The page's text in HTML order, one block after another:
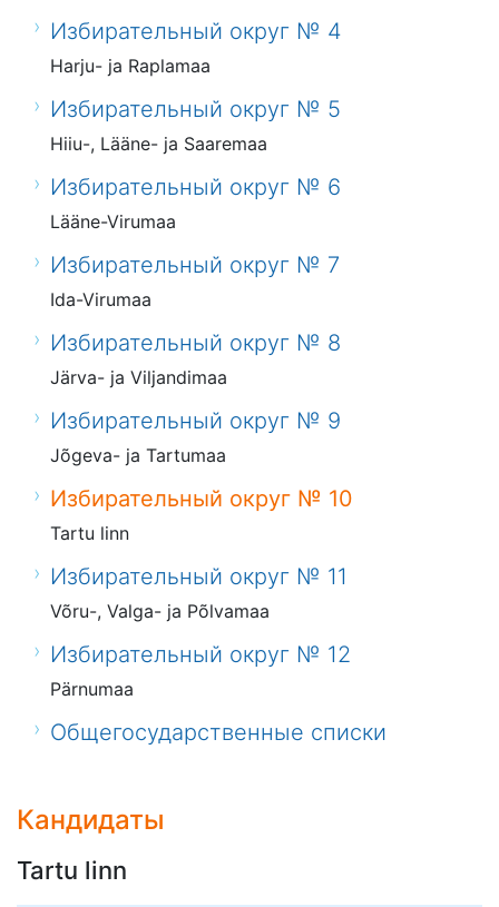
Избирательный округ № 4
Harju- ja Raplamaa
Избирательный округ № 5
Hiiu-, Lääne- ja Saaremaa
Избирательный округ № 6
Lääne-Virumaa
Избирательный округ № 7
Ida-Virumaa
Избирательный округ № 8
Järva- ja Viljandimaa
Избирательный округ № 9
Jõgeva- ja Tartumaa
Избирательный округ № 10
Tartu linn
Избирательный округ № 11
Võru-, Valga- ja Põlvamaa
Избирательный округ № 12
Pärnumaa
Общегосударственные списки
Кандидаты
Tartu linn